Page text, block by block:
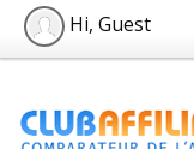
Hi, Guest